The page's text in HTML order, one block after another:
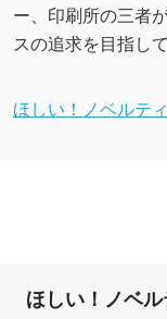
ー、印刷所の三者
スの追求を目指して
ほしい！ノベルテ
ほしい！ノベ